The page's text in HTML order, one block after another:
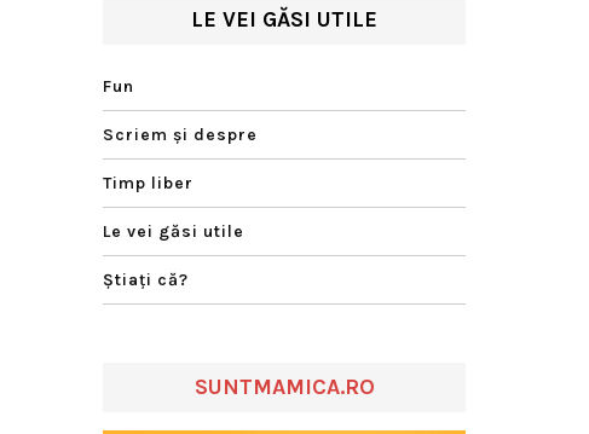
LE VEI GĂSI UTILE
Fun
Scriem şi despre
Timp liber
Le vei găsi utile
Ştiaţi că?
SUNTMAMICA.RO